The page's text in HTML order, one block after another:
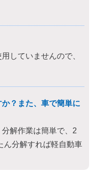
していませんので、
？また、車で簡単に
解作業は簡単で、2
ん分解すれば軽自動車